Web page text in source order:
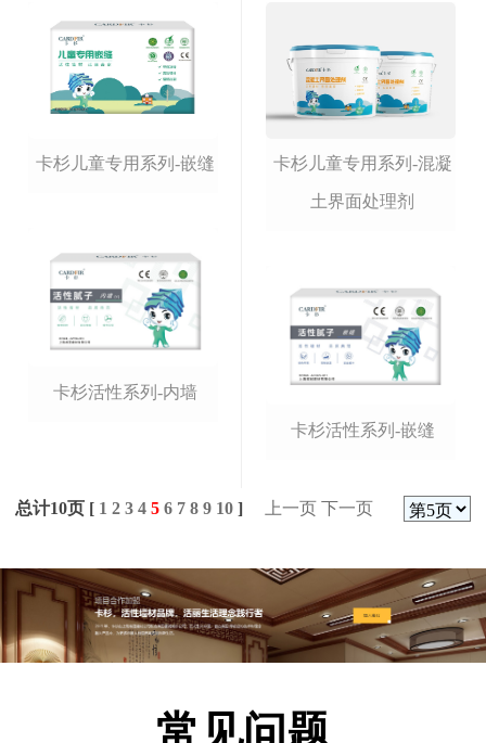
卡杉儿童专用系列-嵌缝
卡杉活性系列-内墙
卡杉儿童专用系列-混凝
土界面处理剂
卡杉活性系列-嵌缝
总计10页 [ 1 2 3 4 5 6 7 8 9 10 ] 上一页 下一页
常见问题